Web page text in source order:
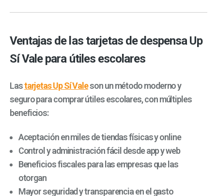
Ventajas de las tarjetas de despensa Up
Sí Vale para útiles escolares
Lastarjetas Up Sí Valeson un método moderno y
seguro para comprar útiles escolares, con múltiples
beneficios:
Aceptación en miles de tiendas físicas y online
Control y administración fácil desde app y web
Beneficios fiscales para las empresas que las
otorgan
Mayor seguridad y transparencia en el gasto